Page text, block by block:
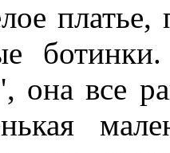
она все